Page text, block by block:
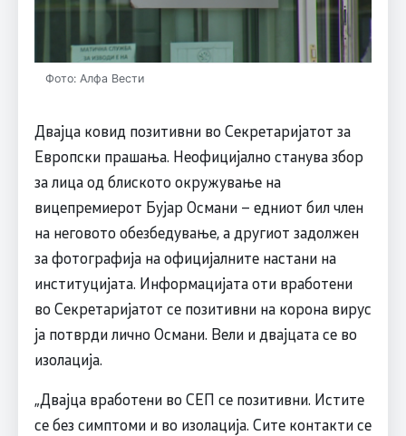
Фото: Алфа Вести
Двајца ковид позитивни во Секретаријатот за
Европски прашања. Неофицијално станува збор
за лица од блиското окружување на
вицепремиерот Бујар Османи – едниот бил член
на неговото обезбедување, а другиот задолжен
за фотографија на официјалните настани на
институцијата. Информацијата оти вработени
во Секретаријатот се позитивни на корона вирус
ја потврди лично Османи. Вели и двајцата се во
изолација.
„Двајца вработени во СЕП се позитивни. Истите
се без симптоми и во изолација. Сите контакти се